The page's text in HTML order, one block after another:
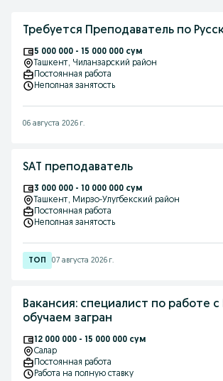
Требуется Преподаватель по
5 000 000 - 15 000 000 сум
Ташкент, Чиланзарский район
Постоянная работа
Неполная занятость
06 августа 2026 г.
SAT преподаватель
3 000 000 - 10 000 000 сум
Ташкент, Мирзо-Улугбекский район
Постоянная работа
Неполная занятость
07 августа 2026 г.
Вакансия: специалист по работе с
обучаем загран
12 000 000 - 15 000 000 сум
Салар
Постоянная работа
Работа на полную ставку